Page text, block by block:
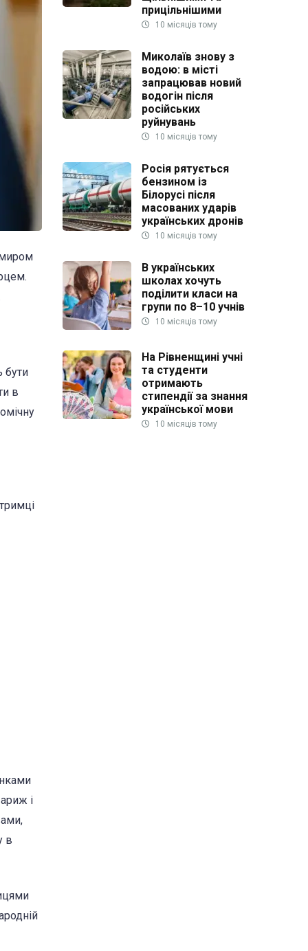
бути
в
і
в
прицільнішими
10 місяців тому
Миколаїв знову з
водою: в місті
запрацював новий
водогін після
російських
руйнувань
10 місяців тому
Росія рятується
бензином із
Білорусі після
масованих ударів
українських дронів
10 місяців тому
В українських
школах хочуть
поділити класи на
групи по 8–10 учнів
10 місяців тому
На Рівненщині учні
та студенти
отримають
стипендії за знання
української мови
10 місяців тому